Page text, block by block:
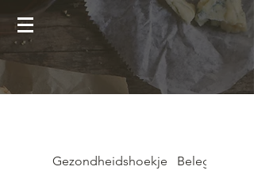
Gezondheidshoekje Belegde